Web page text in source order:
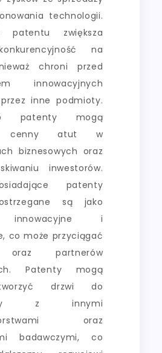
technologii.
patentu zwiększa
na
chroni przed
innowacyjnych
inne podmioty.
patenty mogą
cenny atut w
biznesowych oraz
inwestorów.
patenty
są jako
innowacyjne i
co może przyciągać
oraz partnerów
Patenty mogą
drzwi do
z innymi
oraz
badawczymi, co